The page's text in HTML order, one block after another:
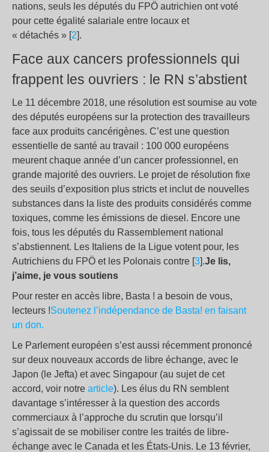
nations, seuls les députés du FPÖ autrichien ont voté
pour cette égalité salariale entre locaux et
« détachés » [2].
Face aux cancers professionnels qui
frappent les ouvriers : le RN s’abstient
Le 11 décembre 2018, une résolution est soumise au vote
des députés européens sur la protection des travailleurs
face aux produits cancérigènes. C’est une question
essentielle de santé au travail : 100 000 européens
meurent chaque année d’un cancer professionnel, en
grande majorité des ouvriers. Le projet de résolution fixe
des seuils d’exposition plus stricts et inclut de nouvelles
substances dans la liste des produits considérés comme
toxiques, comme les émissions de diesel. Encore une
fois, tous les députés du Rassemblement national
s’abstiennent. Les Italiens de la Ligue votent pour, les
Autrichiens du FPÖ et les Polonais contre [3].Je lis,
j’aime, je vous soutiens
Pour rester en accès libre, Basta ! a besoin de vous,
lecteurs !Soutenez l’indépendance de Basta! en faisant
un don.
Le Parlement européen s’est aussi récemment prononcé
sur deux nouveaux accords de libre échange, avec le
Japon (le Jefta) et avec Singapour (au sujet de cet
accord, voir notre article). Les élus du RN semblent
davantage s’intéresser à la question des accords
commerciaux à l’approche du scrutin que lorsqu’il
s’agissait de se mobiliser contre les traités de libre-
échange avec le Canada et les États-Unis. Le 13 février,